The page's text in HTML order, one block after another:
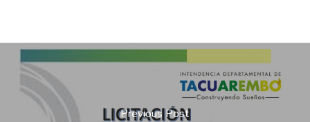
Previous Post